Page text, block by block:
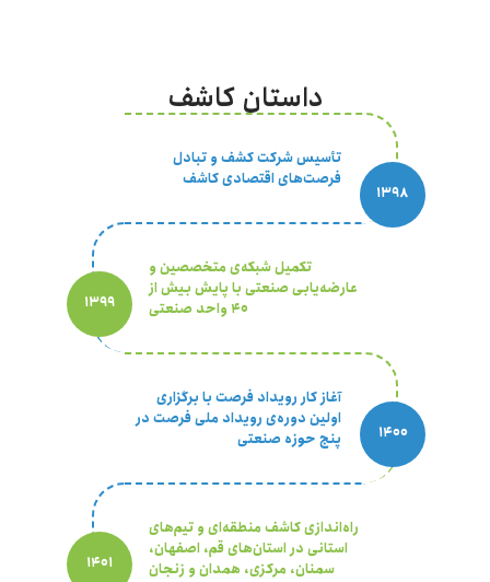
داستان کاشف
تأسیس شرکت کشف و تبادل
فرصت‌های اقتصادی کاشف
تکمیل شبکه‌ی متخصصین و
عارضه‌یابی صنعتی با پایش بیش از
۴۰ واحد صنعتی
آغاز کار رویداد فرصت با برگزاری
اولین دوره‌ی رویداد ملی فرصت در
پنج حوزه‌ صنعتی
راه‌اندازی کاشف منطقه‌ای و تیم‌های
استانی در استان‌های قم، اصفهان،
سمنان، مرکزی، همدان و زنجان